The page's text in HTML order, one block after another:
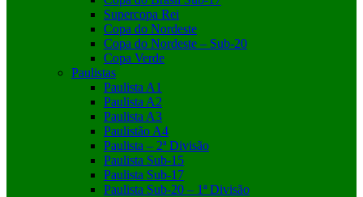
Supercopa Rei
Copa do Nordeste
Copa do Nordeste – Sub-20
Copa Verde
Paulistas
Paulista A1
Paulista A2
Paulista A3
Paulistão A4
Paulista – 2ª Divisão
Paulista Sub-15
Paulista Sub-17
Paulista Sub-20 – 1ª Divisão